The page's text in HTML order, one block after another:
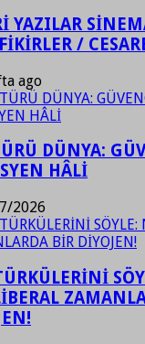
YAZILAR
/
ago
DÜNYA:
HÂLİ
2026